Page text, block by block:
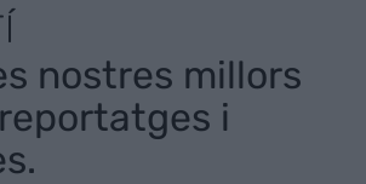
nostres millors
i